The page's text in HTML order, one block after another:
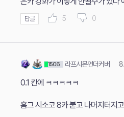
답글 5 0
1506 라프시몬언더커버
0.1 칸에 ㅋㅋㅋㅋㅋ
홈그 시소코 8카 붙고 나머지터지